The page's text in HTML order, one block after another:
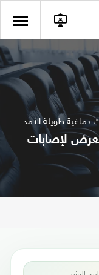
خطر التعرض لإصابات